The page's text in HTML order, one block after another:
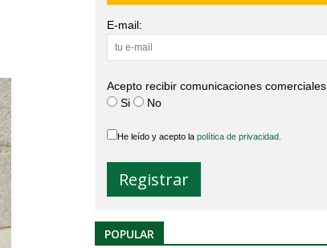
E-mail:
Acepto recibir comunicaciones comerciales
Si
No
He leído y acepto la política de privacidad.
POPULAR